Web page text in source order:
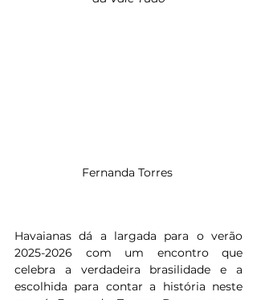
Fernanda Torres
Havaianas dá a largada para o verão
2025-2026 com um encontro que
celebra a verdadeira brasilidade e a
escolhida para contar a história neste